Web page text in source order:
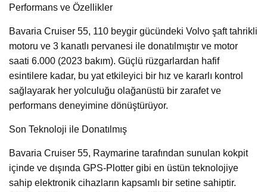
Performans ve Özellikler
Bavaria Cruiser 55, 110 beygir gücündeki Volvo şaft tahrikli
motoru ve 3 kanatlı pervanesi ile donatılmıştır ve motor
saati 6.000 (2023 bakım). Güçlü rüzgarlardan hafif
esintilere kadar, bu yat etkileyici bir hız ve kararlı kontrol
sağlayarak her yolculuğu olağanüstü bir zarafet ve
performans deneyimine dönüştürüyor.
Son Teknoloji ile Donatılmış
Bavaria Cruiser 55, Raymarine tarafından sunulan kokpit
içinde ve dışında GPS-Plotter gibi en üstün teknolojiye
sahip elektronik cihazların kapsamlı bir setine sahiptir.